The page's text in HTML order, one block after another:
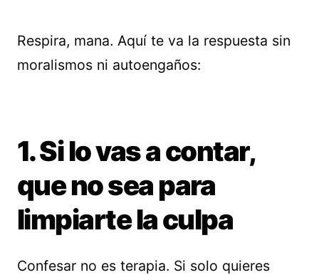
Respira, mana. Aquí te va la respuesta sin
moralismos ni autoengaños:
1. Si lo vas a contar,
que no sea para
limpiarte la culpa
Confesar no es terapia. Si solo quieres